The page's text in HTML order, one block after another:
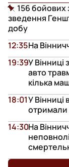
156 бойових
зведення
добу
На
12:35
У
авто
кілька
19:39
У Вінниці
отримали
18:01
На
14:30